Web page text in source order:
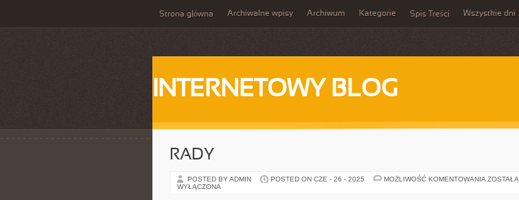
Strona główna Archiwalne wpisy Archiwum Kategorie Spis Treści Wszystkie dni
INTERNETOWY BLOG
RADY
POSTED BY ADMIN POSTED ON CZE - 26 - 2025 MOŻLIWOŚĆ KOMENTOWANIA RADY
ZOSTAŁA
WYŁĄCZONA